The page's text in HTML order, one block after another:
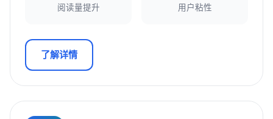
阅读量提升 用户粘性
了解详情